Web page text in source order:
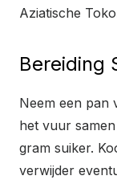
Aziatische
Bereiding
Neem een pan
het vuur
gram suiker.
verwijder